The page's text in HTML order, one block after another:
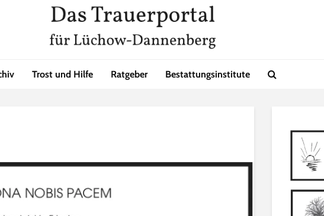
Trost und Hilfe Ratgeber Bestattungsinstitute